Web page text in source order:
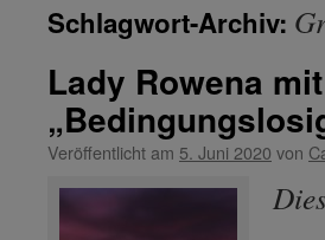
Schlagwort-Archiv:
Lady Rowena
Veröffentlicht am 5. Juni 2020 von